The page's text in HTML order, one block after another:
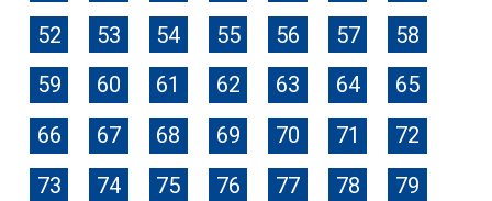
52
53 54 55 56 57
58
59
60 61 62 63 64
65
66
67 68 69 70 71
72
73
74 75 76 77 78
79